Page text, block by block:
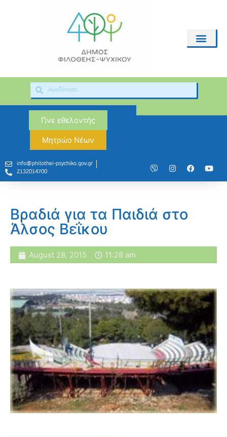
Γίνε εθελοντής
Μητρώο Νέων
info@philothei-psychiko.gov.gr
2132014700
Βραδιά για τα Παιδιά στο
Άλσος Βεΐκου
August 28, 2015 11:28 am